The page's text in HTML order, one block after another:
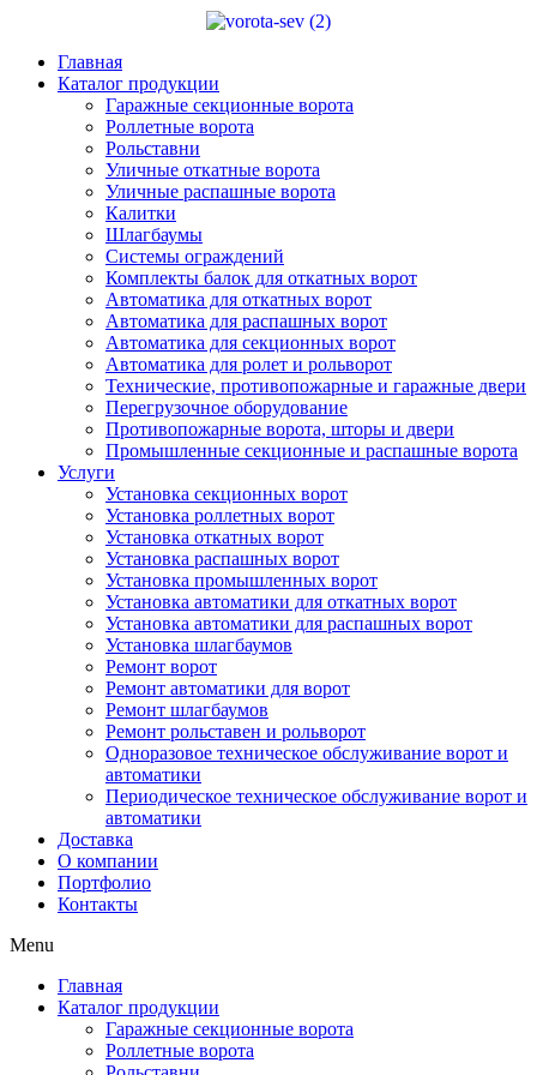
Главная
Каталог продукции
Гаражные секционные ворота
Роллетные ворота
Рольставни
Уличные откатные ворота
Уличные распашные ворота
Калитки
Шлагбаумы
Системы ограждений
Комплекты балок для откатных ворот
Автоматика для откатных ворот
Автоматика для распашных ворот
Автоматика для секционных ворот
Автоматика для ролет и рольворот
Технические, противопожарные и гаражные двери
Перегрузочное оборудование
Противопожарные ворота, шторы и двери
Промышленные секционные и распашные ворота
Услуги
Установка секционных ворот
Установка роллетных ворот
Установка откатных ворот
Установка распашных ворот
Установка промышленных ворот
Установка автоматики для откатных ворот
Установка автоматики для распашных ворот
Установка шлагбаумов
Ремонт ворот
Ремонт автоматики для ворот
Ремонт шлагбаумов
Ремонт рольставен и рольворот
Одноразовое техническое обслуживание ворот и
автоматики
Периодическое техническое обслуживание ворот и
автоматики
Доставка
О компании
Портфолио
Контакты
Menu
Главная
Каталог продукции
Гаражные секционные ворота
Роллетные ворота